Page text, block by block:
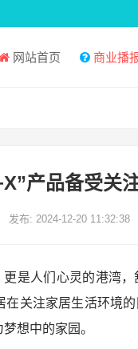
网站首页 商业播
产品备受关
发布: 2024-12-20 11:32:38
是人们心灵的港湾
关注家居生活环境
想中的家园。